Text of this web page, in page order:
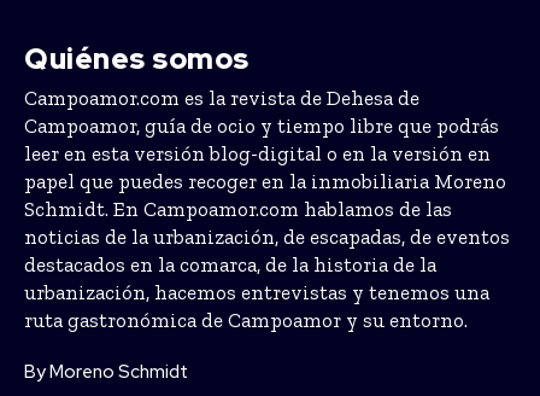
Quiénes somos
Campoamor.com es la revista de Dehesa de
Campoamor, guía de ocio y tiempo libre que podrás
leer en esta versión blog-digital o en la versión en
papel que puedes recoger en la inmobiliaria Moreno
Schmidt. En Campoamor.com hablamos de las
noticias de la urbanización, de escapadas, de eventos
destacados en la comarca, de la historia de la
urbanización, hacemos entrevistas y tenemos una
ruta gastronómica de Campoamor y su entorno.
By Moreno Schmidt